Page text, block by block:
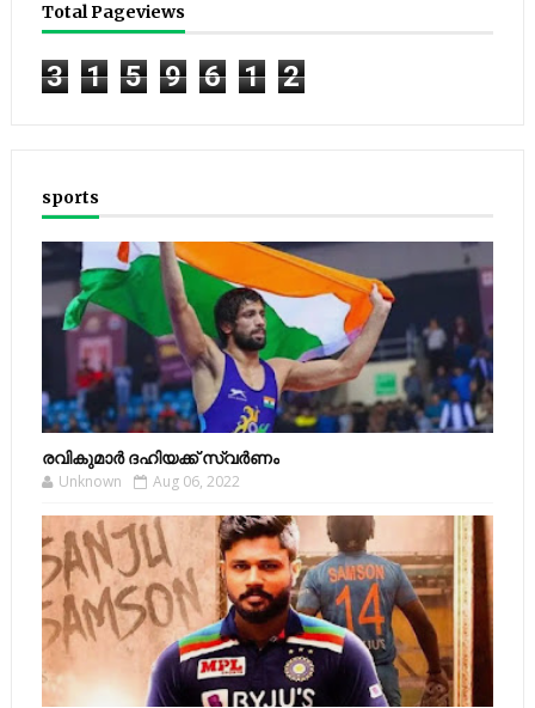
Total Pageviews
3 1 5 9 6 1 2
sports
രവികുമാര്‍ ദഹിയക്ക് സ്വര്‍ണം
Unknown Aug 06, 2022